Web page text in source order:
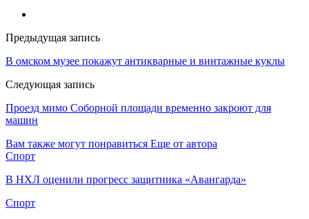
Предыдущая запись
В омском музее покажут антикварные и винтажные куклы
Следующая запись
Проезд мимо Соборной площади временно закроют для
машин
Вам также могут понравиться Еще от автора
Спорт
В НХЛ оценили прогресс защитника «Авангарда»
Спорт